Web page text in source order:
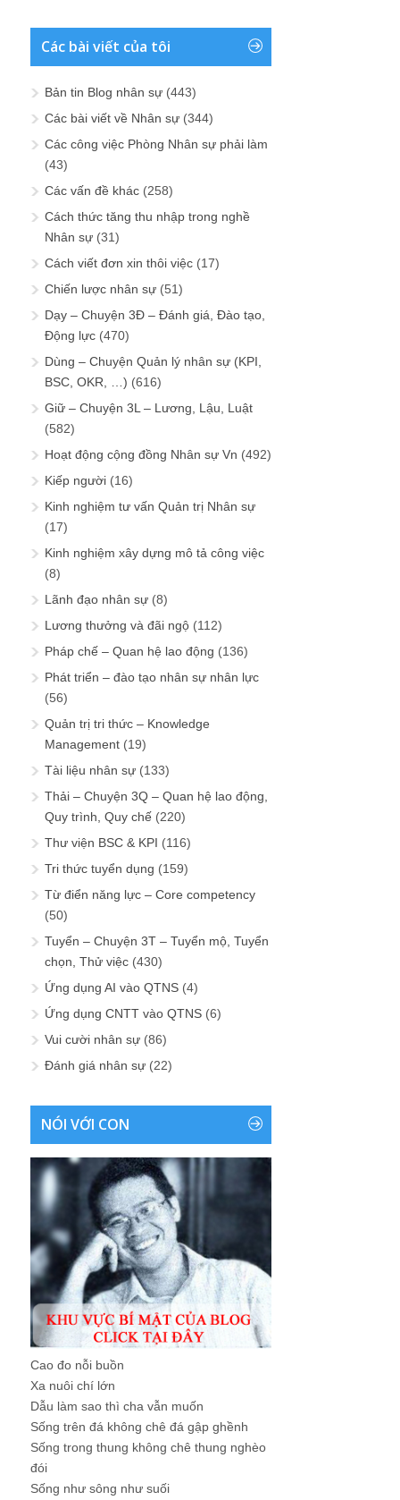
Các bài viết của tôi
Bản tin Blog nhân sự (443)
Các bài viết về Nhân sự (344)
Các công việc Phòng Nhân sự phải làm
(43)
Các vấn đề khác (258)
Cách thức tăng thu nhập trong nghề
Nhân sự (31)
Cách viết đơn xin thôi việc (17)
Chiến lược nhân sự (51)
Dạy – Chuyện 3Đ – Đánh giá, Đào tạo,
Động lực (470)
Dùng – Chuyện Quản lý nhân sự (KPI,
BSC, OKR, …) (616)
Giữ – Chuyện 3L – Lương, Lậu, Luật
(582)
Hoạt động cộng đồng Nhân sự Vn (492)
Kiếp người (16)
Kinh nghiệm tư vấn Quản trị Nhân sự
(17)
Kinh nghiệm xây dựng mô tả công việc
(8)
Lãnh đạo nhân sự (8)
Lương thưởng và đãi ngộ (112)
Pháp chế – Quan hệ lao động (136)
Phát triển – đào tạo nhân sự nhân lực
(56)
Quản trị tri thức – Knowledge
Management (19)
Tài liệu nhân sự (133)
Thải – Chuyện 3Q – Quan hệ lao động,
Quy trình, Quy chế (220)
Thư viện BSC & KPI (116)
Tri thức tuyển dụng (159)
Từ điển năng lực – Core competency
(50)
Tuyển – Chuyện 3T – Tuyển mộ, Tuyển
chọn, Thử việc (430)
Ứng dụng AI vào QTNS (4)
Ứng dụng CNTT vào QTNS (6)
Vui cười nhân sự (86)
Đánh giá nhân sự (22)
NÓI VỚI CON
Cao đo nỗi buồn
Xa nuôi chí lớn
Dẫu làm sao thì cha vẫn muốn
Sống trên đá không chê đá gập ghềnh
Sống trong thung không chê thung nghèo
đói
Sống như sông như suối